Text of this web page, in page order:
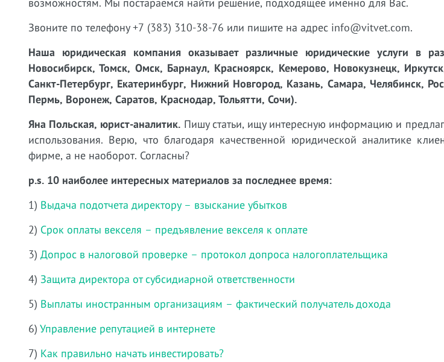
Звоните по телефону +7 (383) 310-38-76 или пишите на адрес info@vitvet.com.
Наша юридическая компания оказывает различные юридические услуги в
Новосибирск, Томск, Омск, Барнаул, Красноярск, Кемерово, Новокузнецк,
Санкт-Петербург, Екатеринбург, Нижний Новгород, Казань, Самара, Челябинск,
Пермь, Воронеж, Саратов, Краснодар, Тольятти, Сочи).
Яна Польская, юрист-аналитик. Пишу статьи, ищу интересную информацию и
использования. Верю, что благодаря качественной юридической аналитике
фирме, а не наоборот. Согласны?
p.s. 10 наиболее интересных материалов за последнее время:
1) Выдача подотчета директору – взыскание убытков
2) Срок оплаты векселя – предъявление векселя к оплате
3) Допрос в налоговой проверке – протокол допроса налогоплательщика
4) Защита директора от субсидиарной ответственности
5) Выплаты иностранным организациям – фактический получатель дохода
6) Управление репутацией в интернете
7) Как правильно начать инвестировать?